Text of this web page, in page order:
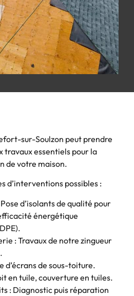
sur-Soulzon peut prendre
travaux essentiels pour la
de votre maison.
d’interventions possibles :
d’isolants de qualité pour
énergétique
: Travaux de notre zingueur
d’écrans de sous-toiture.
en tuile, couverture en tuiles.
: Diagnostic puis réparation